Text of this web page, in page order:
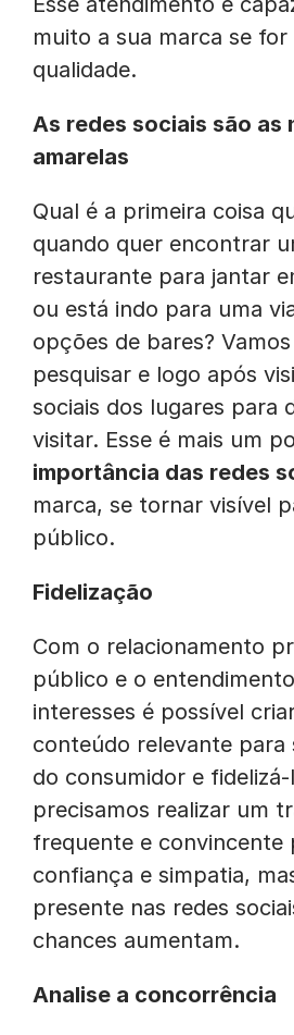
muito a sua marca se
qualidade.
As redes sociais são as
amarelas
Qual é a primeira coisa
quando quer encontrar
restaurante para jantar
ou está indo para uma
opções de bares?
pesquisar e logo após
sociais dos lugares para
visitar. Esse é mais um
importância das redes
marca, se tornar visível
público.
Fidelização
Com o relacionamento
público e o
interesses é possível
conteúdo relevante para
do consumidor e
precisamos realizar um
frequente e convincente
confiança e simpatia,
presente nas redes
chances aumentam.
Analise a concorrência